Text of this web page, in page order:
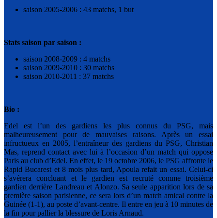
saison 2005-2006 : 43 matchs, 1 but
Stats saison par saison :
saison 2008-2009 : 4 matchs
saison 2009-2010 : 30 matchs
saison 2010-2011 : 37 matchs
Bio :
Edel est l’un des gardiens les plus connus du PSG, mais
malheureusement pour de mauvaises raisons. Après un essai
infructueux en 2005, l’entraîneur des gardiens du PSG, Christian
Mas, reprend contact avec lui à l’occasion d’un match qui oppose
Paris au club d’Edel. En effet, le 19 octobre 2006, le PSG affronte le
Rapid Bucarest et 8 mois plus tard, Apoula refait un essai. Celui-ci
s’avérera concluant et le gardien est recruté comme troisième
gardien derrière Landreau et Alonzo. Sa seule apparition lors de sa
première saison parisienne, ce sera lors d’un match amical contre la
Guinée (1-1), au poste d’avant-centre. Il entre en jeu à 10 minutes de
la fin pour pallier la blessure de Loris Arnaud.